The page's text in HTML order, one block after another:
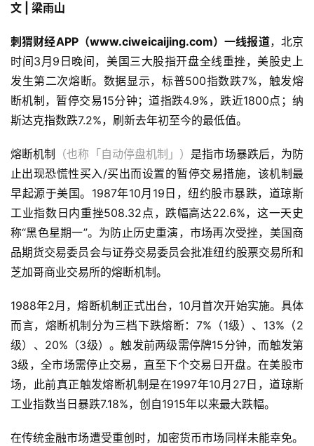
文 | 梁雨山
刺猬财经APP（www.ciweicaijing.com）一线报道，北京
时间3月9日晚间，美国三大股指开盘全线重挫，美股史上
发生第二次熔断。数据显示，标普500指数跌7%，触发熔
断机制，暂停交易15分钟；道指跌4.9%，跌近1800点；纳
斯达克指数跌7.2%，刷新去年初至今的最低值。
熔断机制 （也称「自动停盘机制」） 是指市场暴跌后，为防
止出现恐慌性买入/买出而设置的暂停交易措施，该机制最
早起源于美国。1987年10月19日，纽约股市暴跌，道琼斯
工业指数日内重挫508.32点，跌幅高达22.6%，这一天史
称“黑色星期一”。为防止历史重演，市场再次受挫，美国商
品期货交易委员会与证券交易委员会批准纽约股票交易所和
芝加哥商业交易所的熔断机制。
1988年2月，熔断机制正式出台，10月首次开始实施。具体
而言，熔断机制分为三档下跌熔断：7%（1级）、13%（2
级）、20%（3级）。触发前两级需停牌15分钟，而触发第
3级，全市场需停止交易，直至下个交易日开盘。在美股市
场，此前真正触发熔断机制是在1997年10月27日，道琼斯
工业指数当日暴跌7.18%，创自1915年以来最大跌幅。
在传统金融市场遭受重创时，加密货币市场同样未能幸免。